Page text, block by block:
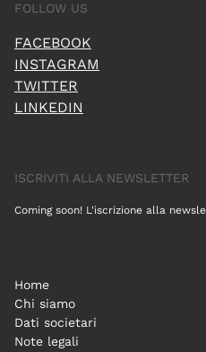
FOLLOW US
FACEBOOK
INSTAGRAM
TWITTER
LINKEDIN
ISCRIVITI ALLA NEWSLETTER
Coming soon! L'iscrizione alla
Home
Chi siamo
Dati societari
Note legali